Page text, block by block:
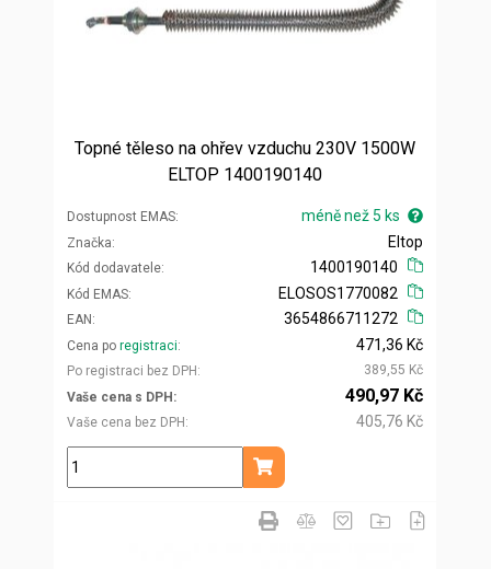
Topné těleso na ohřev vzduchu 230V 1500W
ELTOP 1400190140
Dostupnost EMAS méně než 5 ks
Značka
Kód dodavatele
Eltop
1400190140
Kód EMAS
EAN
ELOSOS1770082
3654866711272
Cena po registraci
Po registraci bez DPH
471,36 Kč
389,55 Kč
Vaše cena s DPH
Vaše cena bez DPH
490,97 Kč
405,76 Kč
ks
Přidat do košíku